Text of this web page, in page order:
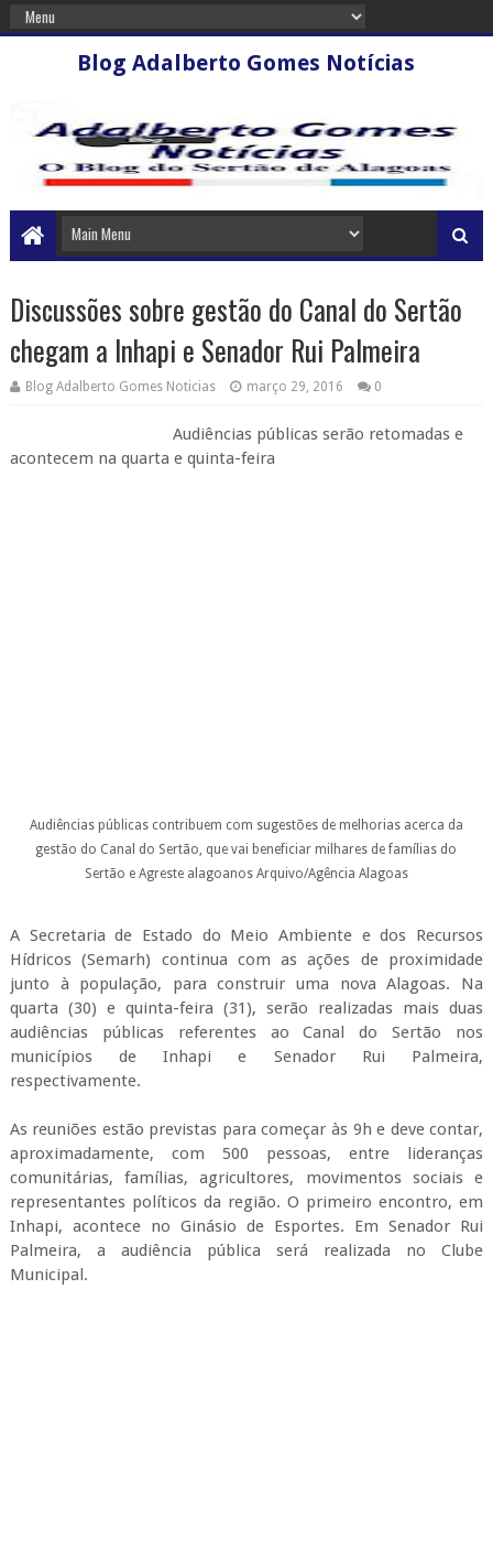
Blog Adalberto Gomes Notícias
Discussões sobre gestão do Canal do Sertão
chegam a Inhapi e Senador Rui Palmeira
Blog Adalberto Gomes Noticias março 29, 2016 0
Audiências públicas serão retomadas e
acontecem na quarta e quinta-feira
Audiências públicas contribuem com sugestões de melhorias acerca da
gestão do Canal do Sertão, que vai beneficiar milhares de famílias do
Sertão e Agreste alagoanos Arquivo/Agência Alagoas
A Secretaria de Estado do Meio Ambiente e dos Recursos
Hídricos (Semarh) continua com as ações de proximidade
junto à população, para construir uma nova Alagoas. Na
quarta (30) e quinta-feira (31), serão realizadas mais duas
audiências públicas referentes ao Canal do Sertão nos
municípios de Inhapi e Senador Rui Palmeira,
respectivamente.
As reuniões estão previstas para começar às 9h e deve contar,
aproximadamente, com 500 pessoas, entre lideranças
comunitárias, famílias, agricultores, movimentos sociais e
representantes políticos da região. O primeiro encontro, em
Inhapi, acontece no Ginásio de Esportes. Em Senador Rui
Palmeira, a audiência pública será realizada no Clube
Municipal.